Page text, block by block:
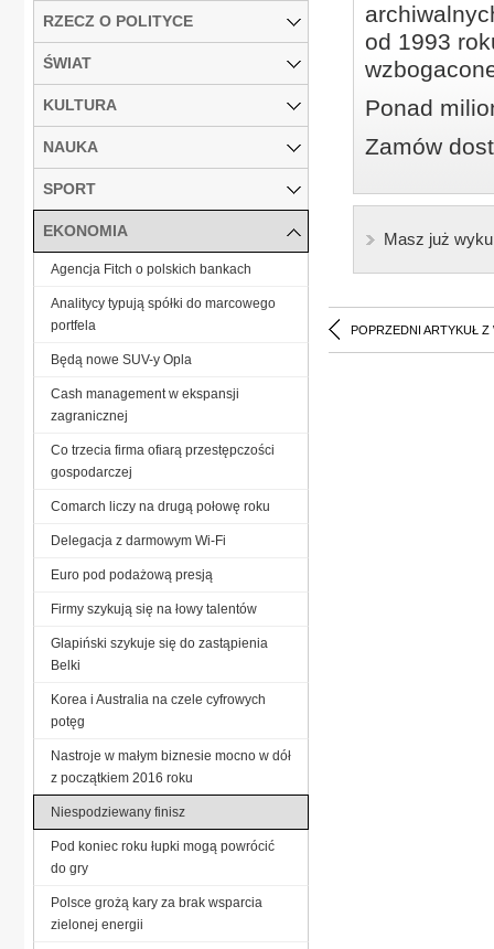
od 1993
Ponad
Zamów
Masz już
POPRZEDNI ARTYKUŁ Z
RZECZ O POLITYCE
ŚWIAT
KULTURA
NAUKA
SPORT
EKONOMIA
Agencja Fitch o polskich bankach
Analitycy typują spółki do marcowego
portfela
Będą nowe SUV-y Opla
Cash management w ekspansji
zagranicznej
Co trzecia firma ofiarą przestępczości
gospodarczej
Comarch liczy na drugą połowę roku
Delegacja z darmowym Wi-Fi
Euro pod podażową presją
Firmy szykują się na łowy talentów
Glapiński szykuje się do zastąpienia
Belki
Korea i Australia na czele cyfrowych
potęg
Nastroje w małym biznesie mocno w dół
z początkiem 2016 roku
Niespodziewany finisz
Pod koniec roku łupki mogą powrócić
do gry
Polsce grożą kary za brak wsparcia
zielonej energii